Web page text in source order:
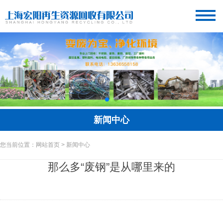
新闻中心
您当前位置：网站首页 > 新闻中心
那么多“废钢”是从哪里来的